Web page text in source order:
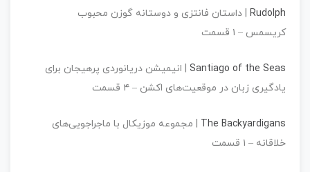
Rudolph| داستان فانتزی و دوستانه گوزن محبوب
کریسمس –۱ قسمت
Santiago of the Seas| انیمیشن دریانوردی پرهیجان برای
یادگیری زبان در موقعیت‌های اکشن –۴ قسمت
The Backyardigans| مجموعه موزیکال با ماجراجویی‌های
خلاقانه –۱ قسمت